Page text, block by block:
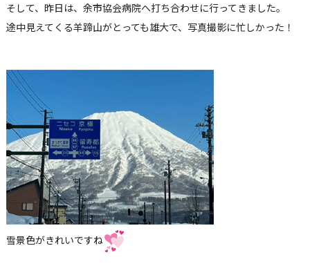
そして、昨日は、余市協会病院へ打ち合わせに行ってきました。
途中見えてくる羊蹄山がとっても雄大で、写真撮影に忙しかった！
雪景色がきれいですね